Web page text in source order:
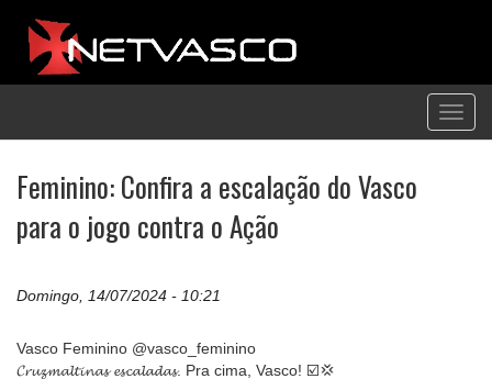
Feminino: Confira a escalação do Vasco
para o jogo contra o Ação
Domingo, 14/07/2024 - 10:21
Vasco Feminino @vasco_feminino
𝓒𝓻𝓾𝔃𝓶𝓪𝓵𝓽𝓲𝓷𝓪𝓼 𝓮𝓼𝓬𝓪𝓵𝓪𝓭𝓪𝓼. Pra cima, Vasco! ☑️💢